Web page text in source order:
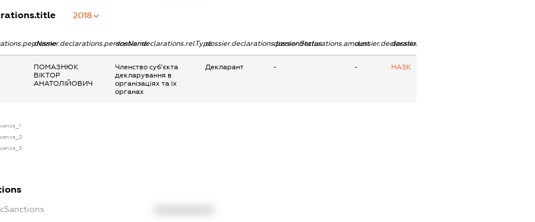
2018
dossier.declarations.personNamedossier.declarations.relTypedossier.declarations.personStatusdossier.declarations.amountdossier.declarations.currency
dossier.declarations.source
ПОМАЗНЮК
ВІКТОР
АНАТОЛІЙОВИЧ
Членство суб’єкта
декларування в
організаціях та їх
органах
Декларант - - НАЗК